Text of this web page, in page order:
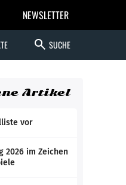
NEWSLETTER
search SUCHE
Artikel
vor
2026 im Zeichen